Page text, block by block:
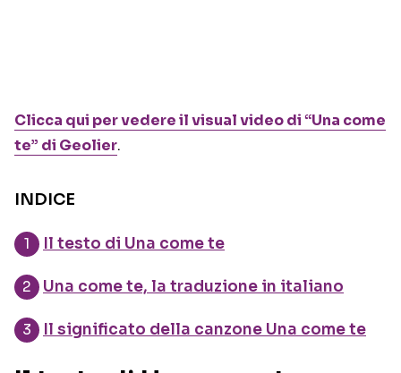
Clicca qui per vedere il visual video di “Una come
te” di Geolier.
INDICE
Il testo di Una come te
Una come te, la traduzione in italiano
Il significato della canzone Una come te